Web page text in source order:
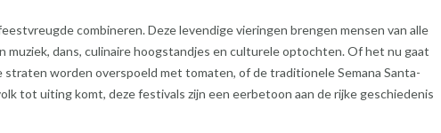
combineren. Deze levendige vieringen brengen mensen van alle
dans, culinaire hoogstandjes en culturele optochten. Of het nu gaat
worden overspoeld met tomaten, of de traditionele Semana Santa-
tot uiting komt, deze festivals zijn een eerbetoon aan de rijke geschiedenis